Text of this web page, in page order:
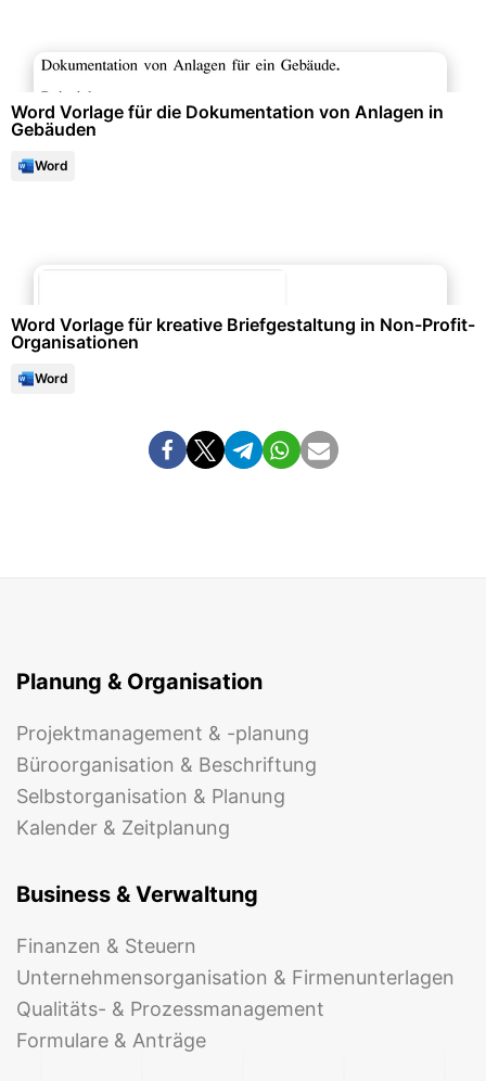
Word Vorlage für die Dokumentation von Anlagen in
Gebäuden
Word
Word Vorlage für kreative Briefgestaltung in Non-Profit-
Organisationen
Word
Planung & Organisation
Projektmanagement & -planung
Büroorganisation & Beschriftung
Selbstorganisation & Planung
Kalender & Zeitplanung
Business & Verwaltung
Finanzen & Steuern
Unternehmensorganisation & Firmenunterlagen
Qualitäts- & Prozessmanagement
Formulare & Anträge